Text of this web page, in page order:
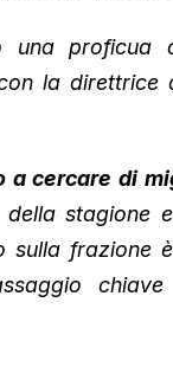
una proficua
la direttrice
a cercare di
della
sulla frazione
chiave